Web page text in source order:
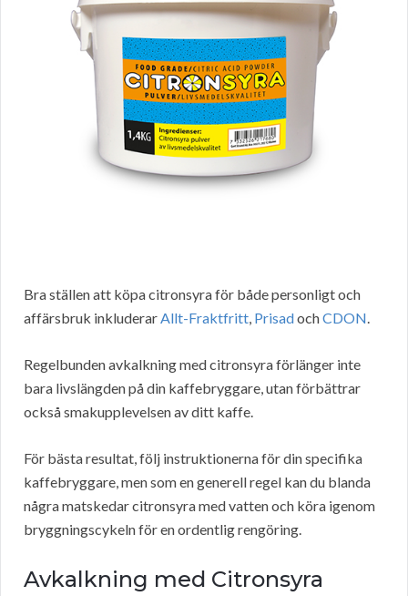
Bra ställen att köpa citronsyra för både personligt och
affärsbruk inkluderarAllt-Fraktfritt, PrisadochCDON.
Regelbunden avkalkning med citronsyra förlänger inte
bara livslängden på din kaffebryggare, utan förbättrar
också smakupplevelsen av ditt kaffe.
För bästa resultat, följ instruktionerna för din specifika
kaffebryggare, men som en generell regel kan du blanda
några matskedar citronsyra med vatten och köra igenom
bryggningscykeln för en ordentlig rengöring.
Avkalkning med Citronsyra